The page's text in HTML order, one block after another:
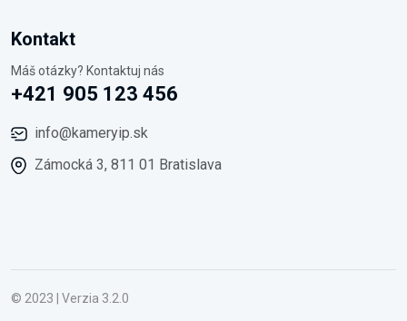
Kontakt
Máš otázky? Kontaktuj nás
+421 905 123 456
info@kameryip.sk
Zámocká 3, 811 01 Bratislava
© 2023 | Verzia 3.2.0